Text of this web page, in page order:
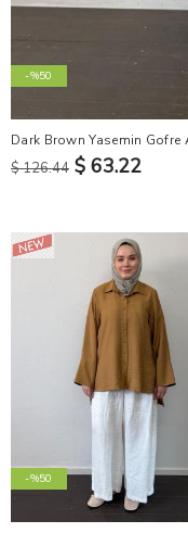
-%50
Dark Brown Yasemin Gofre
$ 126.44 $ 63.22
-%50